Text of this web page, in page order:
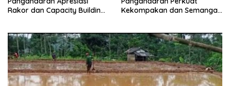
Rakor dan Capacity Building
Antar Lini
Kekompakan dan Semangat